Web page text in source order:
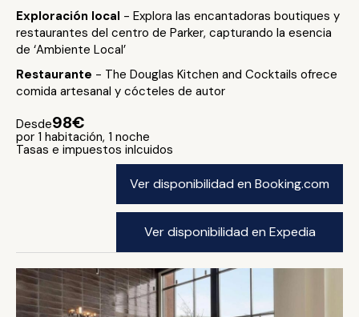
Exploración local - Explora las encantadoras boutiques y
restaurantes del centro de Parker, capturando la esencia
de ‘Ambiente Local’
Restaurante - The Douglas Kitchen and Cocktails ofrece
comida artesanal y cócteles de autor
Desde98€
por 1 habitación, 1 noche
Tasas e impuestos inlcuidos
Ver disponibilidad en Booking.com
Ver disponibilidad en Expedia